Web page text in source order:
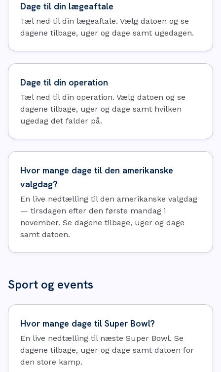
Dage til din lægeaftale
Tæl ned til din lægeaftale. Vælg datoen og se
dagene tilbage, uger og dage samt ugedagen.
Dage til din operation
Tæl ned til din operation. Vælg datoen og se
dagene tilbage, uger og dage samt hvilken
ugedag det falder på.
Hvor mange dage til den amerikanske
valgdag?
En live nedtælling til den amerikanske valgdag
— tirsdagen efter den første mandag i
november. Se dagene tilbage, uger og dage
samt datoen.
Sport og events
Hvor mange dage til Super Bowl?
En live nedtælling til næste Super Bowl. Se
dagene tilbage, uger og dage samt datoen for
den store kamp.